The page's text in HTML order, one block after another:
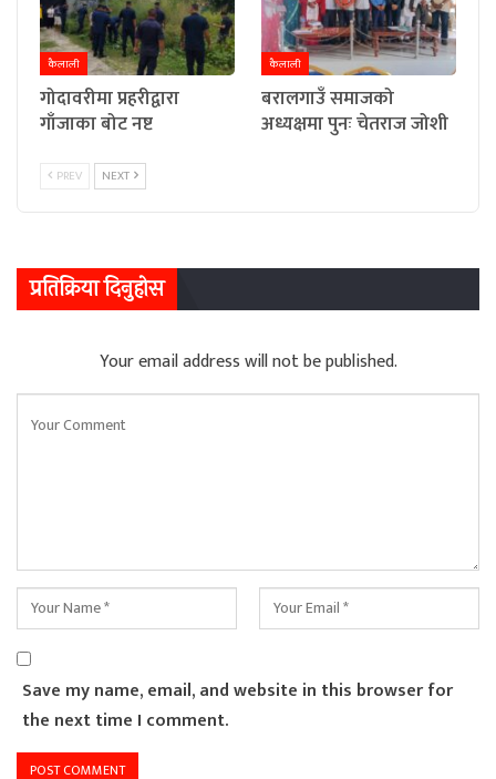
कैलाली
गोदावरीमा प्रहरीद्वारा
गाँजाका बोट नष्ट
कैलाली
बरालगाउँ समाजको
अध्यक्षमा पुनः चेतराज जोशी
PREV NEXT
प्रतिक्रिया दिनुहोस
Your email address will not be published.
Save my name, email, and website in this browser for
the next time I comment.